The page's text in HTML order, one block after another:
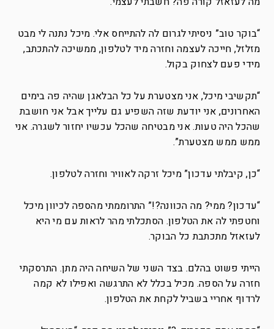
“בוקר טוב” ניסיתי לגרום לה להתייחס אלי. מיכל נתנה לי מבט
מזלזל, חייכה לעצמה וחזרה מיד לטלפון, ממשיכה להתכתב,
מידי פעם לצחוק בקול.
“תקשיבי מיכל, אני מצטערת על כל הבלאגן שהיה פה בימים
האחרונים, אני יודעת שזה השפיע גם עלייך אבל אני חושבת
שהכל היה טעות. אני מבטיחה שהכל עכשיו יחזור לשגרה. אני
ממש ממש מצטערת”.
“כן, קיבלתי עדכון” מיכל זרקה לאוויר וחזרה לטלפון.
“עדכון? ממי? מה הכוונה?!” התרוממתי מהספה לכיוון מיכל
וחטפתי לה את הטלפון. הסתכלתי מהר לראות עם מי היא
לעזאזל מתכתבת כל הבוקר.
הייתי פשוט בהלם. בצד השני של השיחה היה מתן. התרסקתי
חזרה על הספה. מכיל בכלל לא התרגשה ואפילו לא קמה
לרדוף אחריי בשביל לקחת את הטלפון.